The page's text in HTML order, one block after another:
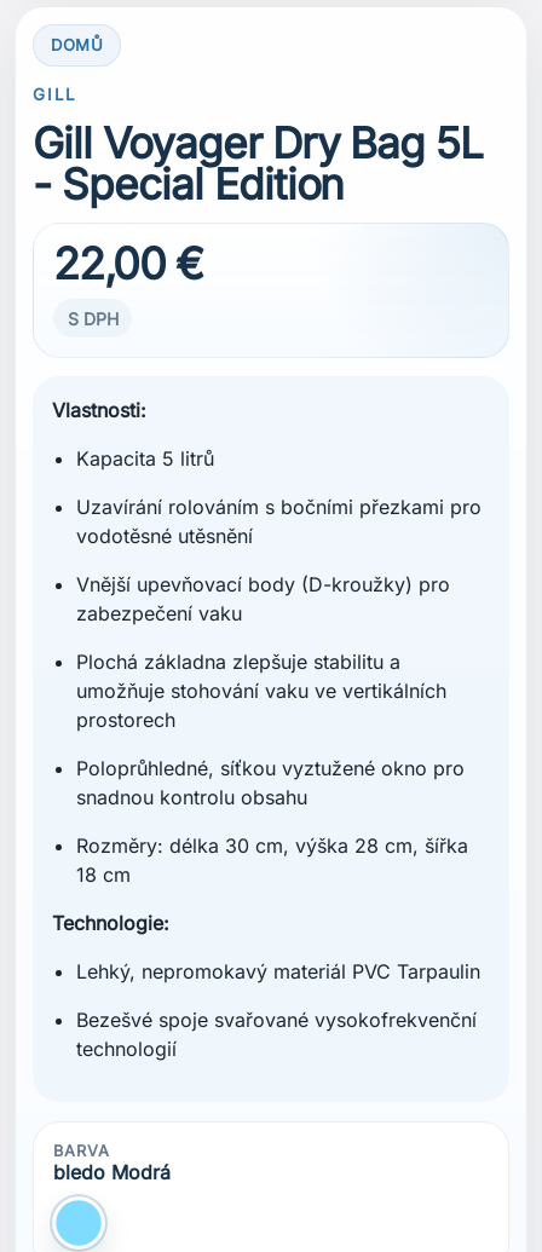
DOMŮ
GILL
Gill Voyager Dry Bag 5L
- Special Edition
22,00 €
S DPH
Vlastnosti:
Kapacita 5 litrů
Uzavírání rolováním s bočními přezkami pro
vodotěsné utěsnění
Vnější upevňovací body (D-kroužky) pro
zabezpečení vaku
Plochá základna zlepšuje stabilitu a
umožňuje stohování vaku ve vertikálních
prostorech
Poloprůhledné, síťkou vyztužené okno pro
snadnou kontrolu obsahu
Rozměry: délka 30 cm, výška 28 cm, šířka
18 cm
Technologie:
Lehký, nepromokavý materiál PVC Tarpaulin
Bezešvé spoje svařované vysokofrekvenční
technologií
BARVA
bledo Modrá
bledo Modrá